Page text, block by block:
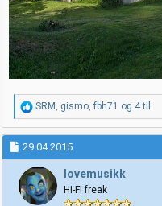
R
e
a
k
s
j
o
n
SRM , gismo, fbh71 og 4 til
29.04.2015
lovemusikk
Hi-Fi freak